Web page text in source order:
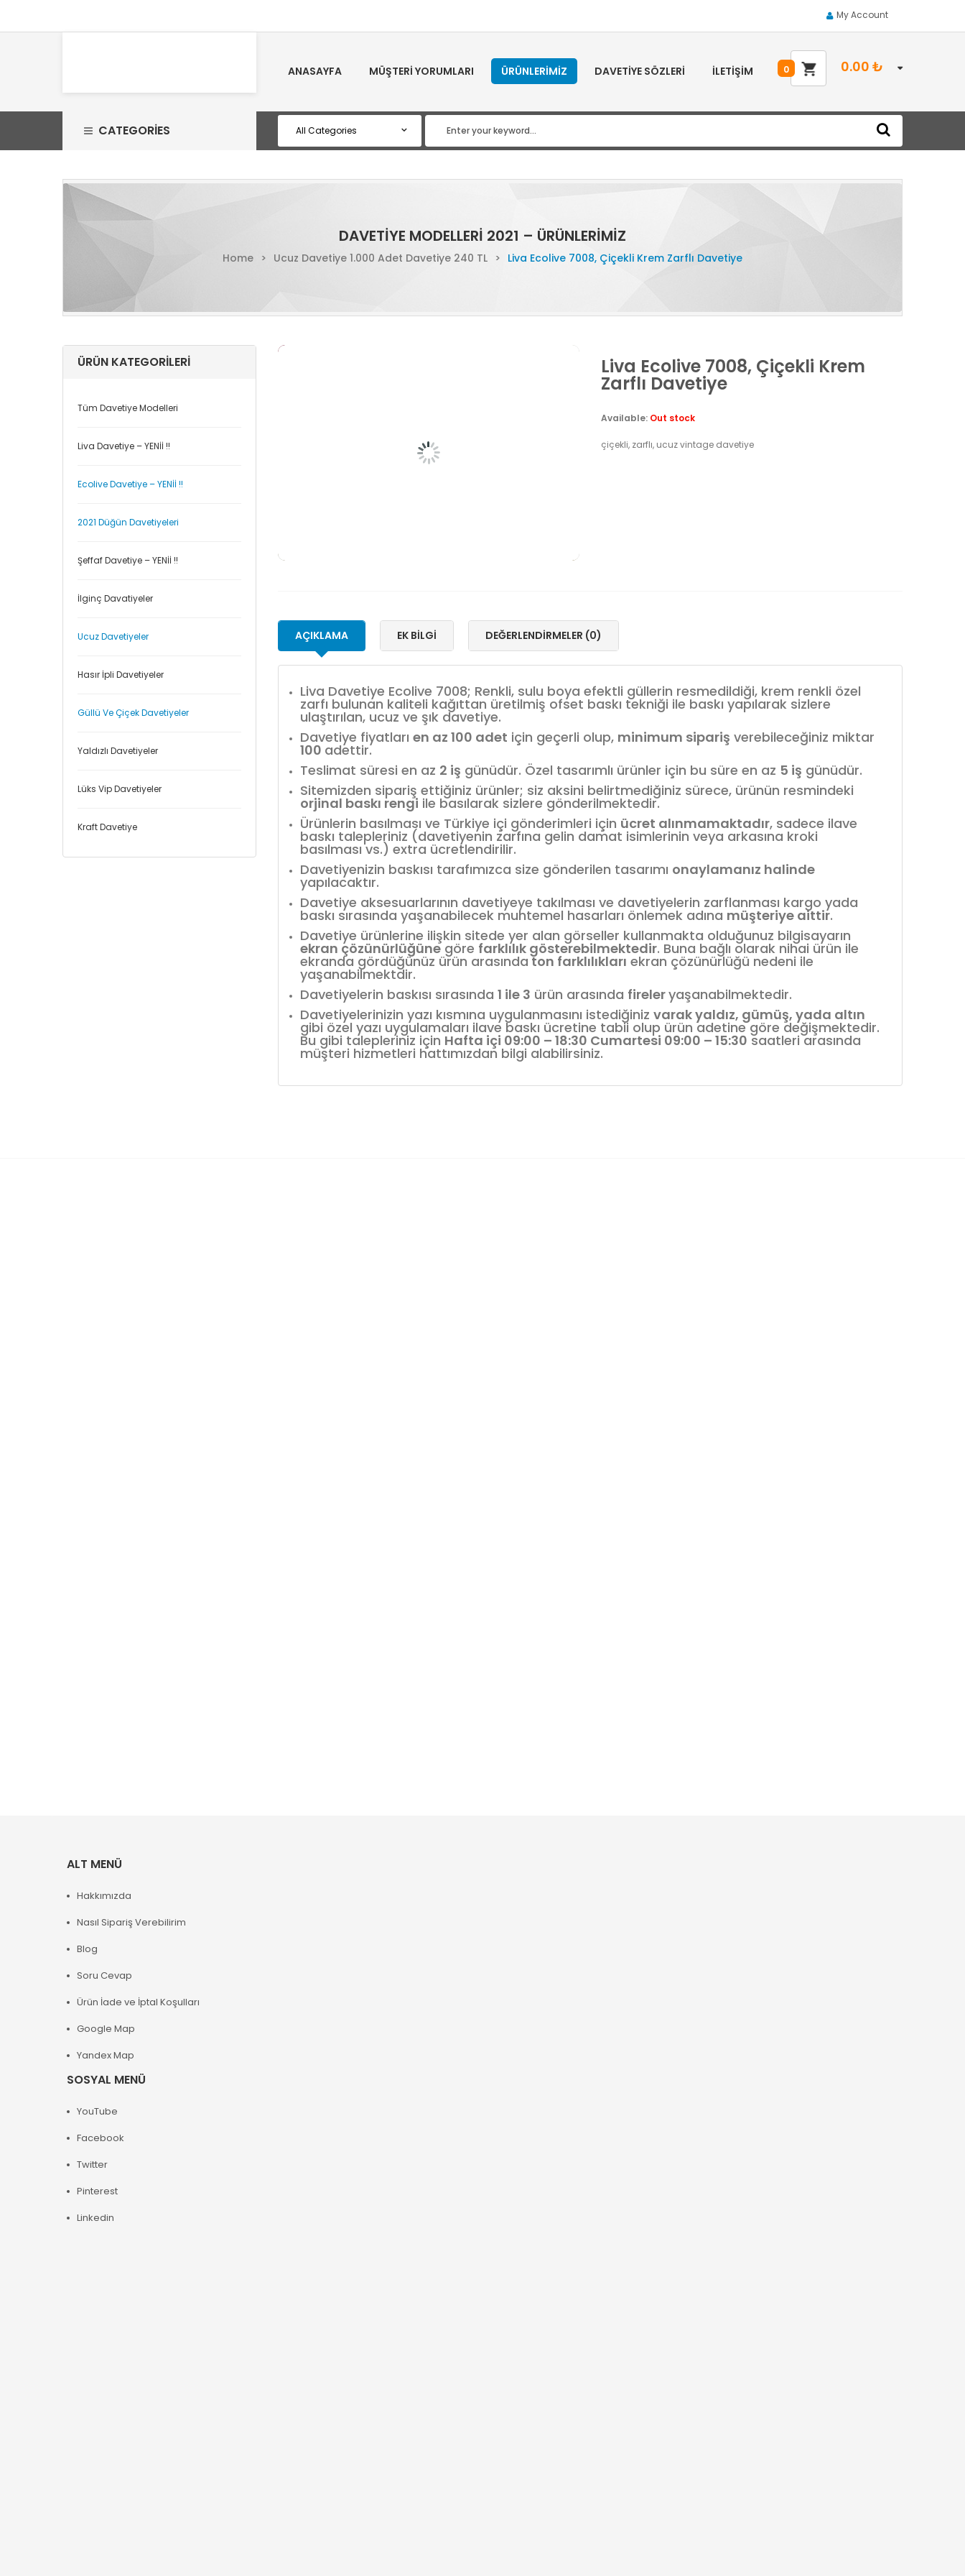
My Account
ANASAYFA MÜŞTERI YORUMLARI ÜRÜNLERIMIZ DAVETIYE SÖZLERI İLETIŞIM 0.00 ₺
0
CATEGORIES
DAVETIYE MODELLERI 2021 – ÜRÜNLERIMIZ
Home > Ucuz Davetiye 1.000 Adet Davetiye 240 TL > Liva Ecolive 7008, Çiçekli Krem Zarflı Davetiye
ÜRÜN KATEGORILERI
Tüm Davetiye Modelleri
Liva Davetiye – YENİİ !!
Ecolive Davetiye – YENİİ !!
2021 Düğün Davetiyeleri
Şeffaf Davetiye – YENİİ !!
İlginç Davatiyeler
Ucuz Davetiyeler
Hasır İpli Davetiyeler
Güllü Ve Çiçek Davetiyeler
Yaldızlı Davetiyeler
Lüks Vip Davetiyeler
Kraft Davetiye
Liva Ecolive 7008, Çiçekli Krem
Zarflı Davetiye
Available: Out stock
çiçekli, zarflı, ucuz vintage davetiye
AÇIKLAMA EK BILGI DEĞERLENDIRMELER (0)
Liva Davetiye Ecolive 7008; Renkli, sulu boya efektli güllerin resmedildiği, krem renkli özel
zarfı bulunan kaliteli kağıttan üretilmiş ofset baskı tekniği ile baskı yapılarak sizlere
ulaştırılan, ucuz ve şık davetiye.
Davetiye fiyatları en az 100 adet için geçerli olup, minimum sipariş verebileceğiniz miktar
100 adettir.
Teslimat süresi en az 2 iş günüdür. Özel tasarımlı ürünler için bu süre en az 5 iş günüdür.
Sitemizden sipariş ettiğiniz ürünler; siz aksini belirtmediğiniz sürece, ürünün resmindeki
orjinal baskı rengi ile basılarak sizlere gönderilmektedir.
Ürünlerin basılması ve Türkiye içi gönderimleri için ücret alınmamaktadır, sadece ilave
baskı talepleriniz (davetiyenin zarfına gelin damat isimlerinin veya arkasına kroki
basılması vs.) extra ücretlendirilir.
Davetiyenizin baskısı tarafımızca size gönderilen tasarımı onaylamanız halinde
yapılacaktır.
Davetiye aksesuarlarının davetiyeye takılması ve davetiyelerin zarflanması kargo yada
baskı sırasında yaşanabilecek muhtemel hasarları önlemek adına müşteriye aittir.
Davetiye ürünlerine ilişkin sitede yer alan görseller kullanmakta olduğunuz bilgisayarın
ekran çözünürlüğünegöre farklılık gösterebilmektedir. Buna bağlı olarak nihai ürün ile
ekranda gördüğünüz ürün arasındaton farklılıkları ekran çözünürlüğü nedeni ile
yaşanabilmektdir.
Davetiyelerin baskısı sırasında 1 ile 3 ürün arasında fireleryaşanabilmektedir.
Davetiyelerinizin yazı kısmına uygulanmasını istediğiniz varak yaldız, gümüş, yada altın
gibi özel yazı uygulamaları ilave baskı ücretine tabii olup ürün adetine göre değişmektedir.
Bu gibi talepleriniz için Hafta içi 09:00 – 18:30 Cumartesi 09:00 – 15:30 saatleri arasında
müşteri hizmetleri hattımızdan bilgi alabilirsiniz.
ALT MENÜ
Hakkımızda
Nasıl Sipariş Verebilirim
Blog
Soru Cevap
Ürün İade ve İptal Koşulları
Google Map
Yandex Map
SOSYAL MENÜ
YouTube
Facebook
Twitter
Pinterest
Linkedin